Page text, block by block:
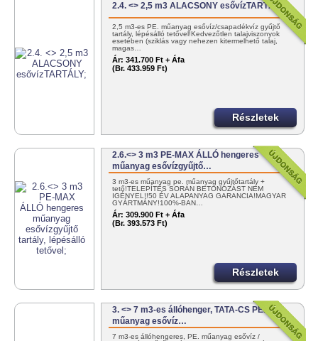
2.4. <> 2,5 m3 ALACSONY esővízTARTÁLY;
2,5 m3-es PE. műanyag esővíz/csapadékvíz gyűjtő
tartály, lépésálló tetővel!Kedvezőtlen talajviszonyok
esetében (sziklás vagy nehezen kitermelhető talaj,
magas…
Ár: 341.700 Ft + Áfa
(Br. 433.959 Ft)
Részletek
2.6.<> 3 m3 PE-MAX ÁLLÓ hengeres
műanyag esővízgyűjtő…
3 m3-es műanyag pe. műanyag gyűjtőtartály +
tető!TELEPÍTÉS SORÁN BETONOZÁST NEM
IGÉNYEL!!50 ÉV ALAPANYAG GARANCIA!MAGYAR
GYÁRTMÁNY!100%-BAN…
Ár: 309.900 Ft + Áfa
(Br. 393.573 Ft)
Részletek
3. <> 7 m3-es állóhenger, TATA-CS PE.
műanyag esővíz…
7 m3-es állóhengeres, PE. műanyag esővíz /